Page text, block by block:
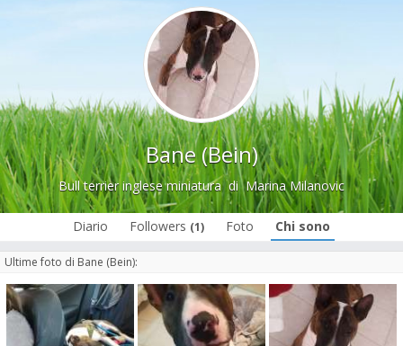
Bane (Bein)
Bull terrier inglese miniaturadiMarina Milanovic
Diario Followers (1) Foto Chi sono
Ultime foto di Bane (Bein):